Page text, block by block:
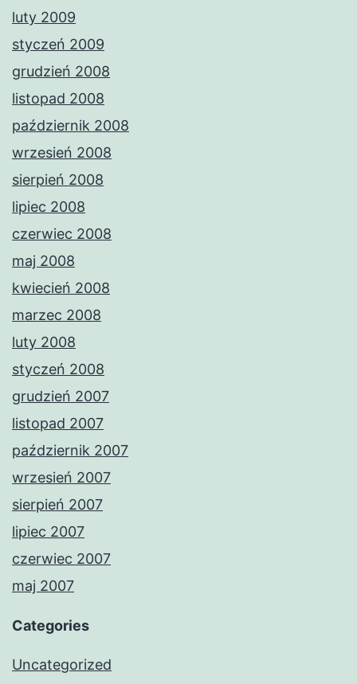
luty 2009
styczeń 2009
grudzień 2008
listopad 2008
październik 2008
wrzesień 2008
sierpień 2008
lipiec 2008
czerwiec 2008
maj 2008
kwiecień 2008
marzec 2008
luty 2008
styczeń 2008
grudzień 2007
listopad 2007
październik 2007
wrzesień 2007
sierpień 2007
lipiec 2007
czerwiec 2007
maj 2007
Categories
Uncategorized